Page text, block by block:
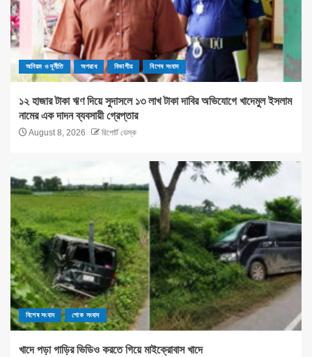
অনিয়ম ও দূর্নীতি অপরাধ বিভাগীয় বিশেষ সংবাদ
১২ হাজার টাকা ঋণ দিয়ে সুদাসলে ১৩ লাখ টাকা দাবির অভিযোগে খাদেমুল ইসলাম
নামের এক দাদন ব্যবসায়ী গ্রেপ্তার
August 8, 2026 রিপোর্ট ডেস্ক
বিশেষ সংবাদ শোক সংবাদ
খাদে পড়া গাড়ির ভিডিও করতে গিয়ে মাইক্রোবাস খাদে